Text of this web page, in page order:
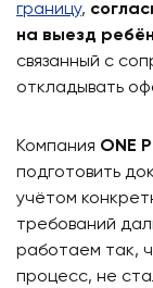
границу,
на выезд
связанный с
откладывать
Компания ONE
подготовить
учётом
требований
работаем так,
процесс, не